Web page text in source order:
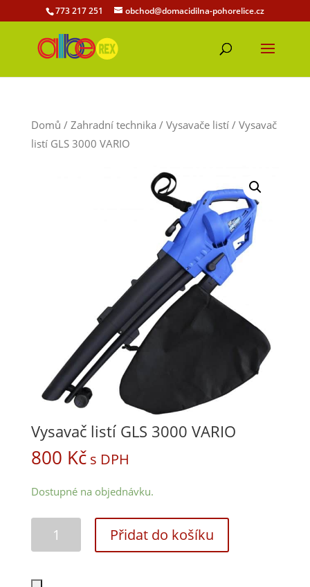
773 217 251 obchod@domacidilna-pohorelice.cz
Domů / Zahradní technika / Vysavače listí/ Vysavač
listí GLS 3000 VARIO
Vysavač listí GLS 3000 VARIO
800 Kč s DPH
Dostupné na objednávku.
Přidat do košíku